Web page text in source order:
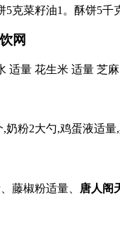
克菜籽油1。酥饼5
网
适量 花生米 适量 芝
奶粉2大勺,鸡蛋液适
藤椒粉适量、 唐人阁